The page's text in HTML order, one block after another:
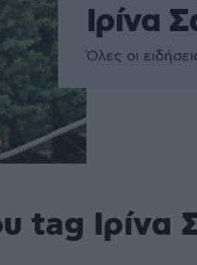
Ιρίνα
Όλες οι
tag Ιρίνα